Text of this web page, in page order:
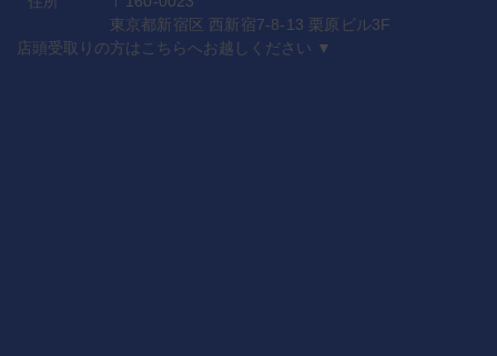
東京都新宿区 西新宿7-8-13 栗原ビル3F
店頭受取りの方はこちらへお越しください ▼